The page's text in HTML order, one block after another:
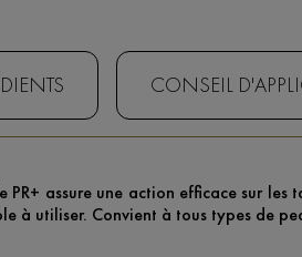
CONSEIL
assure une action efficace sur
à utiliser. Convient à tous types de